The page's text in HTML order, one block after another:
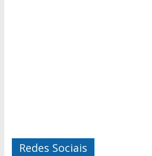
Redes Sociais